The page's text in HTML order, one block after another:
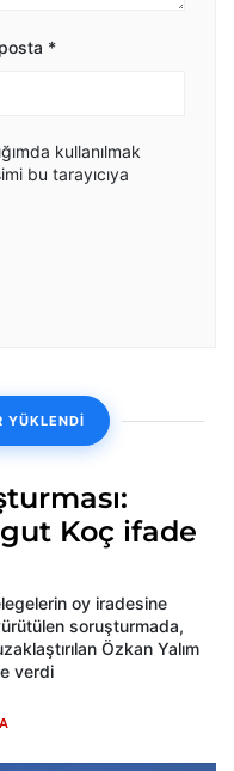
*
kullanılmak
bu tarayıcıya
YÜKLENDİ
Koç ifade
oy iradesine
soruşturmada,
Özkan Yalım
verdi